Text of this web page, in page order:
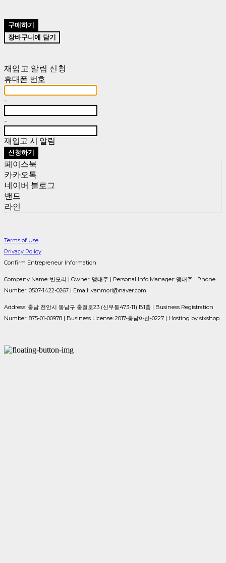
구매하기
장바구니에 담기
재입고 알림 신청
휴대폰 번호
-
-
재입고 시 알림
신청하기
페이스북
카카오톡
네이버 블로그
밴드
라인
Terms of Use
Privacy Policy
Confirm Entrepreneur Information
Company Name: 반모리 | Owner: 맹대주 | Personal Info Manager: 맹대주 | Phone
Number: 0507-1422-0267 | Email: vanmori@naver.com
Address: 충남 천안시 동남구 충절로23 (신부동473-11) B1층 | Business Registration
Number: 875-01-00978 | Business License: 2017-충남아산-0227 | Hosting by sixshop